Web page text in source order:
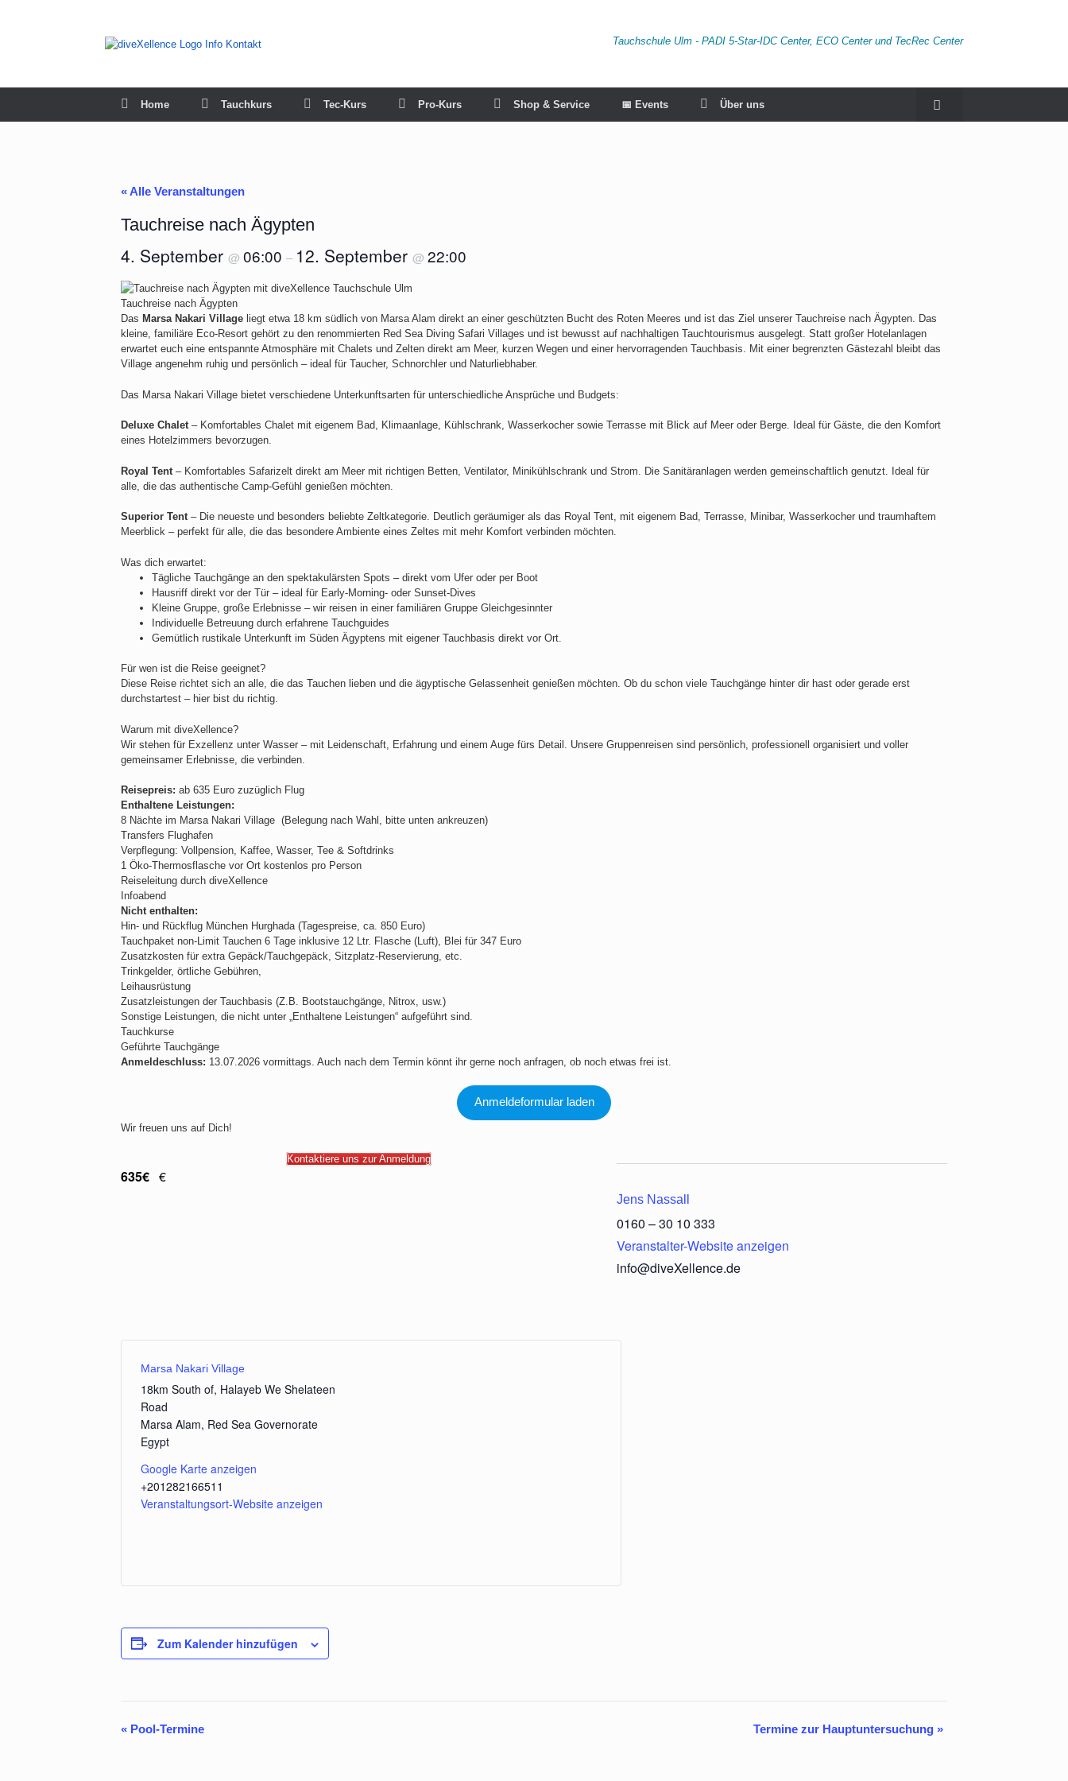
Tauchschule Ulm - PADI 5-Star-IDC Center, ECO Center und TecRec Center
Home Tauchkurs Tec-Kurs Pro-Kurs Shop & Service 📅 Events Über uns
« Alle Veranstaltungen
Tauchreise nach Ägypten
4. September @ 06:00 – 12. September @ 22:00
Tauchreise nach Ägypten
Das Marsa Nakari Village liegt etwa 18 km südlich von Marsa Alam direkt an einer geschützten Bucht des Roten Meeres und ist das Ziel unserer Tauchreise nach Ägypten. Das
kleine, familiäre Eco-Resort gehört zu den renommierten Red Sea Diving Safari Villages und ist bewusst auf nachhaltigen Tauchtourismus ausgelegt. Statt großer Hotelanlagen
erwartet euch eine entspannte Atmosphäre mit Chalets und Zelten direkt am Meer, kurzen Wegen und einer hervorragenden Tauchbasis. Mit einer begrenzten Gästezahl bleibt das
Village angenehm ruhig und persönlich – ideal für Taucher, Schnorchler und Naturliebhaber.
Das Marsa Nakari Village bietet verschiedene Unterkunftsarten für unterschiedliche Ansprüche und Budgets:
Deluxe Chalet– Komfortables Chalet mit eigenem Bad, Klimaanlage, Kühlschrank, Wasserkocher sowie Terrasse mit Blick auf Meer oder Berge. Ideal für Gäste, die den Komfort
eines Hotelzimmers bevorzugen.
Royal Tent – Komfortables Safarizelt direkt am Meer mit richtigen Betten, Ventilator, Minikühlschrank und Strom. Die Sanitäranlagen werden gemeinschaftlich genutzt. Ideal für
alle, die das authentische Camp-Gefühl genießen möchten.
Superior Tent– Die neueste und besonders beliebte Zeltkategorie. Deutlich geräumiger als das Royal Tent, mit eigenem Bad, Terrasse, Minibar, Wasserkocher und traumhaftem
Meerblick – perfekt für alle, die das besondere Ambiente eines Zeltes mit mehr Komfort verbinden möchten.
Was dich erwartet:
Tägliche Tauchgänge an den spektakulärsten Spots – direkt vom Ufer oder per Boot
Hausriff direkt vor der Tür – ideal für Early-Morning- oder Sunset-Dives
Kleine Gruppe, große Erlebnisse – wir reisen in einer familiären Gruppe Gleichgesinnter
Individuelle Betreuung durch erfahrene Tauchguides
Gemütlich rustikale Unterkunft im Süden Ägyptens mit eigener Tauchbasis direkt vor Ort.
Für wen ist die Reise geeignet?
Diese Reise richtet sich an alle, die das Tauchen lieben und die ägyptische Gelassenheit genießen möchten. Ob du schon viele Tauchgänge hinter dir hast oder gerade erst
durchstartest – hier bist du richtig.
Warum mit diveXellence?
Wir stehen für Exzellenz unter Wasser – mit Leidenschaft, Erfahrung und einem Auge fürs Detail. Unsere Gruppenreisen sind persönlich, professionell organisiert und voller
gemeinsamer Erlebnisse, die verbinden.
Reisepreis: ab 635 Euro zuzüglich Flug
Enthaltene Leistungen:
8 Nächte im Marsa Nakari Village (Belegung nach Wahl, bitte unten ankreuzen)
Transfers Flughafen
Verpflegung: Vollpension, Kaffee, Wasser, Tee & Softdrinks
1 Öko-Thermosflasche vor Ort kostenlos pro Person
Reiseleitung durch diveXellence
Infoabend
Nicht enthalten:
Hin- und Rückflug München Hurghada (Tagespreise, ca. 850 Euro)
Tauchpaket non-Limit Tauchen 6 Tage inklusive 12 Ltr. Flasche (Luft), Blei für 347 Euro
Zusatzkosten für extra Gepäck/Tauchgepäck, Sitzplatz-Reservierung, etc.
Trinkgelder, örtliche Gebühren,
Leihausrüstung
Zusatzleistungen der Tauchbasis (Z.B. Bootstauchgänge, Nitrox, usw.)
Sonstige Leistungen, die nicht unter „Enthaltene Leistungen“ aufgeführt sind.
Tauchkurse
Geführte Tauchgänge
Anmeldeschluss: 13.07.2026 vormittags. Auch nach dem Termin könnt ihr gerne noch anfragen, ob noch etwas frei ist.
Anmeldeformular laden
Wir freuen uns auf Dich!
635€ €
Kontaktiere uns zur Anmeldung
Jens Nassall
0160 – 30 10 333
Veranstalter-Website anzeigen
info@diveXellence.de
Marsa Nakari Village
18km South of, Halayeb We Shelateen
Road
Marsa Alam, Red Sea Governorate
Egypt
Google Karte anzeigen
+201282166511
Veranstaltungsort-Website anzeigen
Zum Kalender hinzufügen
Veranstaltung-
« Pool-Termine Termine zur Hauptuntersuchung »